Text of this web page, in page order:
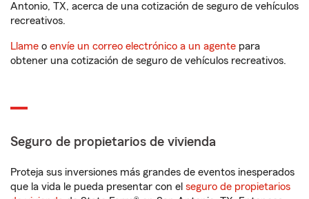
Antonio, TX, acerca de una cotización de seguro de vehículos
recreativos.
Llame o envíe un correo electrónico a un agente para
obtener una cotización de seguro de vehículos recreativos.
Seguro de propietarios de vivienda
Proteja sus inversiones más grandes de eventos inesperados
que la vida le pueda presentar con el seguro de propietarios